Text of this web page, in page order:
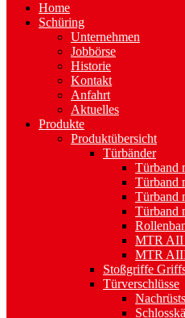
Home
Schüring
Unternehmen
Jobbörse
Historie
Kontakt
Anfahrt
Aktuelles
Produkte
Produktübersicht
Türbänder
Türband
Türband
Türband
Türband
MTR AII
MTR
Stoßgriffe
Türverschlüsse